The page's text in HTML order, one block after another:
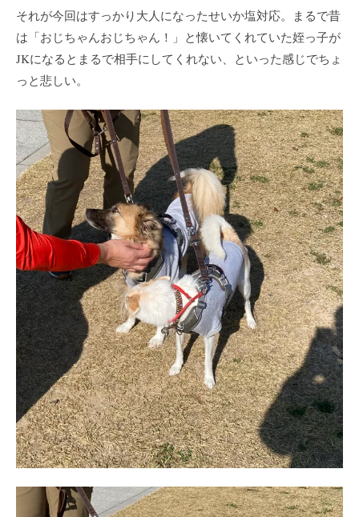
それが今回はすっかり大人になったせいか塩対応。まるで昔
は「おじちゃんおじちゃん！」と懐いてくれていた姪っ子が
JKになるとまるで相手にしてくれない、といった感じでちょ
っと悲しい。